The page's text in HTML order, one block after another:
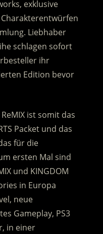
exklusive
Liebhaber
schlagen sofort
ihr
Edition bevor
ReMIX ist somit das
Packet und das
für die
ersten Mal sind
und KINGDOM
in Europa
neue
Gameplay, PS3
in einer